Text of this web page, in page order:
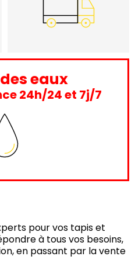
eaux
24h/24 et 7j/7
pour vos tapis et
à tous vos besoins,
en passant par la vente